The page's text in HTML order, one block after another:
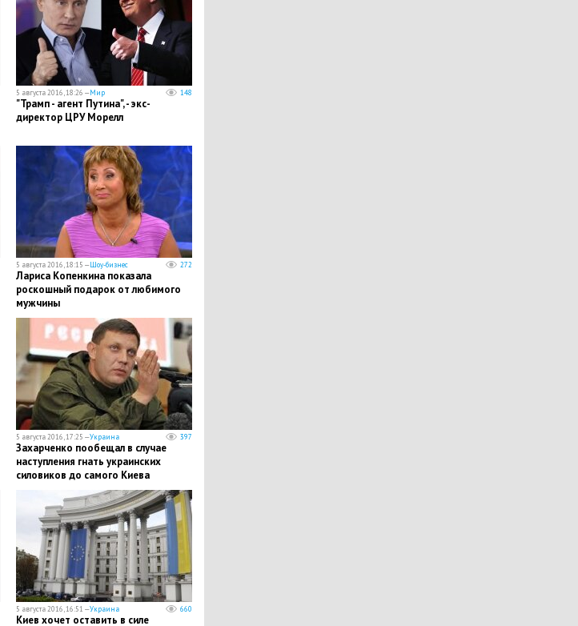
5 августа 2016, 18:26 —Мир 148
"Трамп - агент Путина", - экс-
директор ЦРУ Морелл
5 августа 2016, 18:15 —Шоу-бизнес 272
Лариса Копенкина показала
роскошный подарок от любимого
мужчины
5 августа 2016, 17:25 —Украина 397
Захарченко пообещал в случае
наступления гнать украинских
силовиков до самого Киева
5 августа 2016, 16:51 —Украина 660
Киев хочет оставить в силе